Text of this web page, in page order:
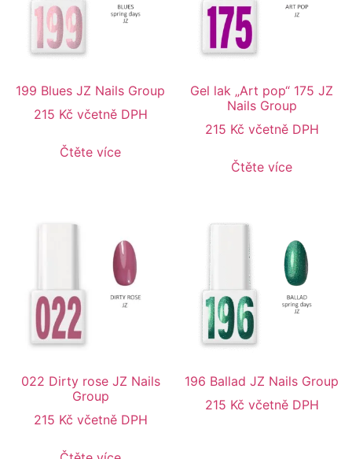
199 Blues JZ Nails Group
215 Kč včetně DPH
Čtěte více
Gel lak „Art pop“ 175 JZ
Nails Group
215 Kč včetně DPH
Čtěte více
022 Dirty rose JZ Nails
Group
215 Kč včetně DPH
196 Ballad JZ Nails Group
215 Kč včetně DPH